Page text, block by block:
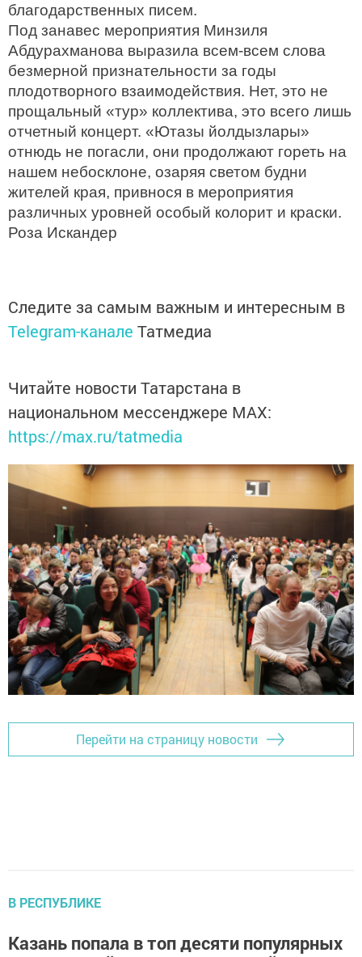
благодарственных писем.
Под занавес мероприятия Минзиля
Абдурахманова выразила всем-всем слова
безмерной признательности за годы
плодотворного взаимодействия. Нет, это не
прощальный «тур» коллектива, это всего лишь
отчетный концерт. «Ютазы йолдызлары»
отнюдь не погасли, они продолжают гореть на
нашем небосклоне, озаряя светом будни
жителей края, привнося в мероприятия
различных уровней особый колорит и краски.
Роза Искандер
Следите за самым важным и интересным в
Telegram-канале Татмедиа
Читайте новости Татарстана в
национальном мессенджере MАХ:
https://max.ru/tatmedia
Перейти на страницу новости
В РЕСПУБЛИКЕ
Казань попала в топ десяти популярных